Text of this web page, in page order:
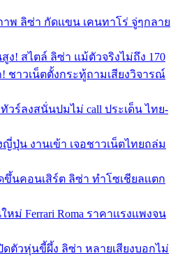
พ ลิซ่า กัดเเขน เคนทาโร่ จู่ๆกลาย
สูง! สไตล์ ลิซ่า แม้ตัวจริงไม่ถึง 170
ชาวเน็ตตั้งกระทู้ถามเสียงวิจารณ์
วร์ลงสนั่นปมไม่ call ประเด็น ไทย-
ปุ่น งานเข้า เจอชาวเน็ตไทยถล่ม
นคอนเสิร์ต ลิซ่า ทำโซเชียลเเตก
ม่ Ferrari Roma ราคาเเรงเเพงจน
ตัวหุ่นขี้ผึ้ง ลิซ่า หลายเสียงบอกไม่